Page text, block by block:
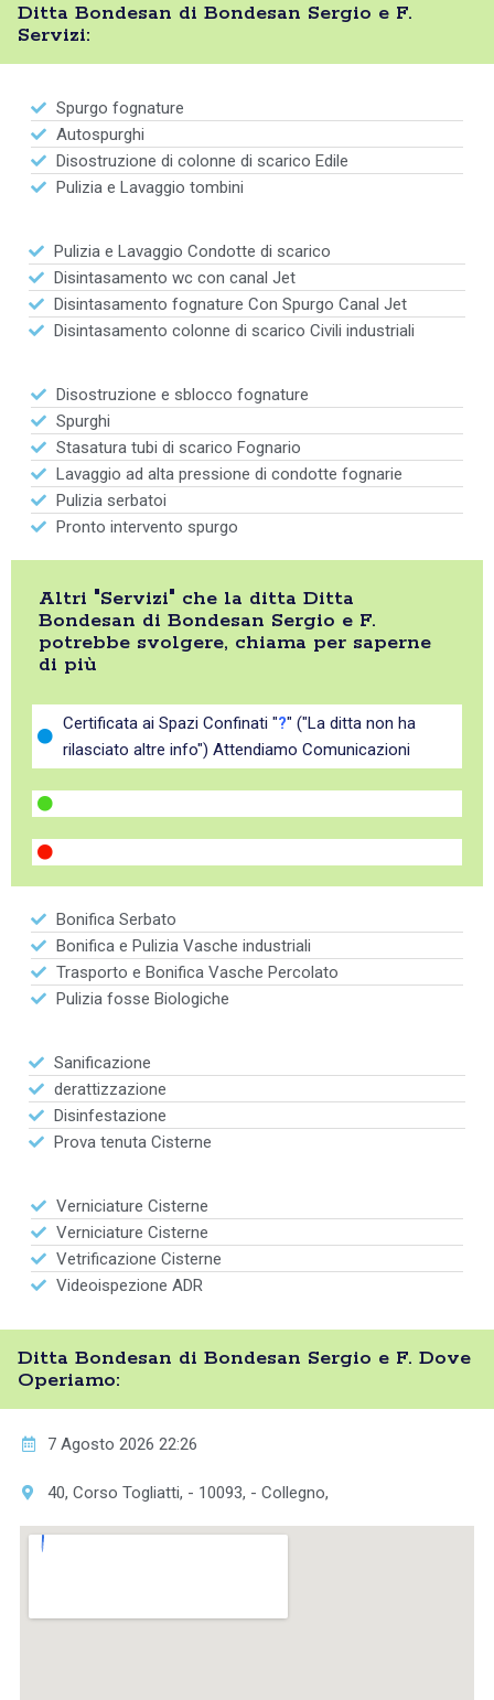
Ditta Bondesan di Bondesan Sergio e F.
Servizi:
Spurgo fognature
Autospurghi
Disostruzione di colonne di scarico Edile
Pulizia e Lavaggio tombini
Pulizia e Lavaggio Condotte di scarico
Disintasamento wc con canal Jet
Disintasamento fognature Con Spurgo Canal Jet
Disintasamento colonne di scarico Civili industriali
Disostruzione e sblocco fognature
Spurghi
Stasatura tubi di scarico Fognario
Lavaggio ad alta pressione di condotte fognarie
Pulizia serbatoi
Pronto intervento spurgo
Altri "Servizi" che la ditta Ditta
Bondesan di Bondesan Sergio e F.
potrebbe svolgere, chiama per saperne
di più
Certificata ai Spazi Confinati "?" ("La ditta non ha
rilasciato altre info") Attendiamo Comunicazioni
Bonifica Serbato
Bonifica e Pulizia Vasche industriali
Trasporto e Bonifica Vasche Percolato
Pulizia fosse Biologiche
Sanificazione
derattizzazione
Disinfestazione
Prova tenuta Cisterne
Verniciature Cisterne
Verniciature Cisterne
Vetrificazione Cisterne
Videoispezione ADR
Ditta Bondesan di Bondesan Sergio e F. Dove
Operiamo:
7 Agosto 2026 22:26
40, Corso Togliatti, - 10093, - Collegno,